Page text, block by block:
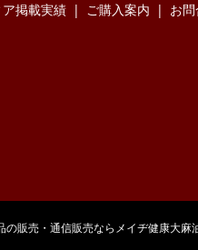
ア掲載実績 ご購入案内 お
販売・通信販売ならメイヂ健康大麻